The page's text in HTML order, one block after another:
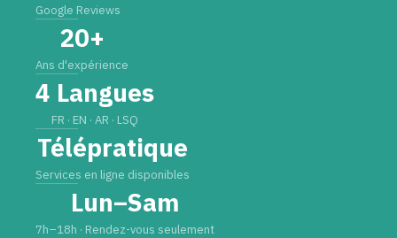
Google Reviews
20+
Ans d'expérience
4 Langues
FR · EN · AR · LSQ
Télépratique
Services en ligne disponibles
Lun–Sam
7h–18h · Rendez-vous seulement